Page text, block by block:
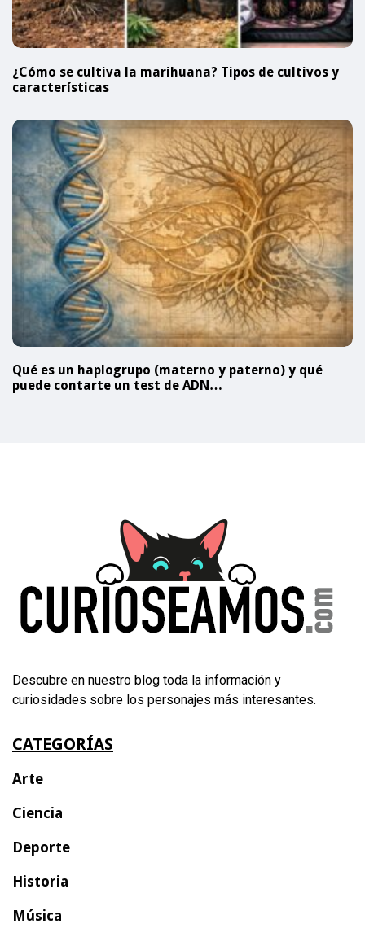
¿Cómo se cultiva la marihuana? Tipos de cultivos y
características
Qué es un haplogrupo (materno y paterno) y qué
puede contarte un test de ADN…
Descubre en nuestro blog toda la información y
curiosidades sobre los personajes más interesantes.
CATEGORÍAS
Arte
Ciencia
Deporte
Historia
Música